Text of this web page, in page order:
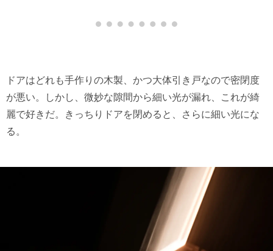
ドアはどれも手作りの木製、かつ大体引き戸なので密閉度
が悪い。しかし、微妙な隙間から細い光が漏れ、これが綺
麗で好きだ。きっちりドアを閉めると、さらに細い光にな
る。